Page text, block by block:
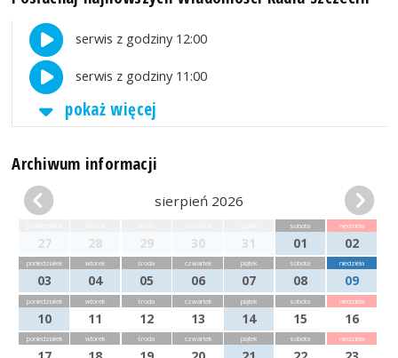
serwis z godziny 12:00
serwis z godziny 11:00
pokaż więcej
Archiwum informacji
sierpień 2026
27 28 29 30 31
sobota
01
niedziela
02
poniedziałek
03
wtorek
04
środa
05
czwartek
06
piątek
07
sobota
08
niedziela
09
poniedziałek
10
wtorek
11
środa
12
czwartek
13
piątek
14
sobota
15
niedziela
16
poniedziałek wtorek środa czwartek piątek sobota niedziela